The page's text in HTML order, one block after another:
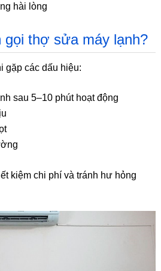
hài lòng
gọi thợ sửa máy lạnh?
gặp các dấu hiệu:
sau 5–10 phút hoạt động
kiệm chi phí và tránh hư hỏng